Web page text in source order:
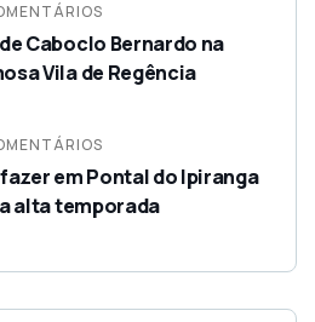
Caboclo Bernardo na
Vila de Regência
fazer em Pontal do Ipiranga
alta temporada